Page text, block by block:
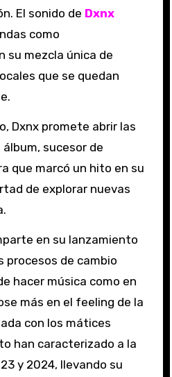
El sonido de Dxnx
como
su mezcla única de
que se quedan
Dxnx promete abrir las
sucesor de
que marcó un hito en su
de explorar nuevas
en su lanzamiento
procesos de cambio
hacer música como en
más en el feeling de la
con los mátices
han caracterizado a la
y 2024, llevando su